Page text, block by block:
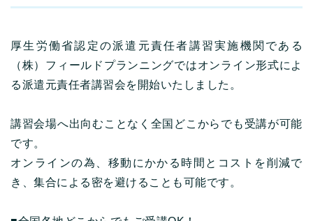
厚生労働省認定の派遣元責任者講習実施機関である
（株）フィールドプランニングではオンライン形式によ
る派遣元責任者講習会を開始いたしました。
講習会場へ出向むことなく全国どこからでも受講が可能
です。
オンラインの為、移動にかかる時間とコストを削減で
き、集合による密を避けることも可能です。